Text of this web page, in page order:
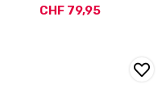
CHF 79,95